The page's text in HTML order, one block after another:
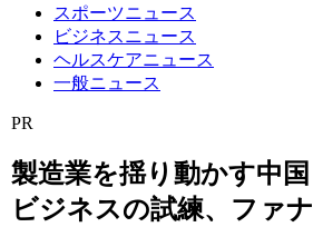
スポーツニュース
ビジネスニュース
ヘルスケアニュース
一般ニュース
PR
製造業を揺り動かす中国
ビジネスの試練、ファナ